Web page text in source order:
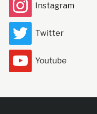
Instagram
Twitter
Youtube